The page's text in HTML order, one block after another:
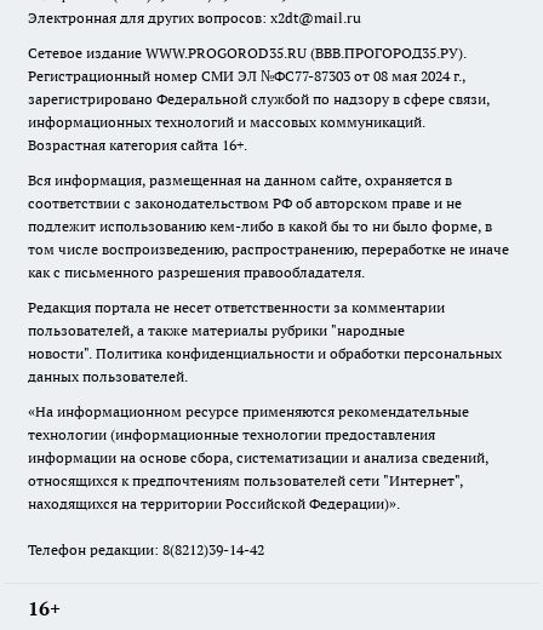
Электронная для других вопросов: x2dt@mail.ru
Сетевое издание WWW.PROGOROD35.RU (ВВВ.ПРОГОРОД35.РУ).
Регистрационный номер СМИ ЭЛ №ФС77-87303 от 08 мая 2024 г.,
зарегистрировано Федеральной службой по надзору в сфере связи,
информационных технологий и массовых коммуникаций.
Возрастная категория сайта 16+.
Вся информация, размещенная на данном сайте, охраняется в
соответствии с законодательством РФ об авторском праве и не
подлежит использованию кем-либо в какой бы то ни было форме, в
том числе воспроизведению, распространению, переработке не иначе
как с письменного разрешения правообладателя.
Редакция портала не несет ответственности за комментарии
пользователей, а также материалы рубрики "народные
новости". Политика конфиденциальности и обработки персональных
данных пользователей.
«На информационном ресурсе применяются рекомендательные
технологии (информационные технологии предоставления
информации на основе сбора, систематизации и анализа сведений,
относящихся к предпочтениям пользователей сети "Интернет",
находящихся на территории Российской Федерации)».
Телефон редакции: 8(8212)39-14-42
16+